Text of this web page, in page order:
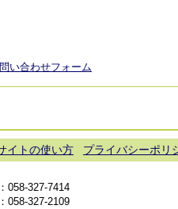
い合わせフォーム
イトの使い方
プライバシーポリ
058-327-7414
058-327-2109